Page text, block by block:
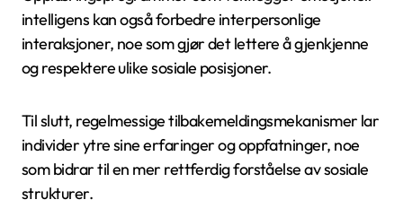
sosiale hierarkier påvirke villigheten til individer til å
ytre dissent, noe som påvirker den totale
løsningsprosessen. Å forstå disse dynamikkene er
avgjørende for å fremme rettferdige
Hvilke beste praksiser kan